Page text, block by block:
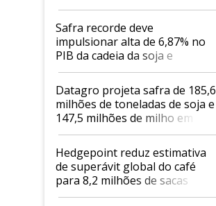
Safra recorde deve
impulsionar alta de 6,87% no
PIB da cadeia da soja e
biodiesel em 2026
Datagro projeta safra de 185,6
milhões de toneladas de soja e
147,5 milhões de milho em
2026/27
Hedgepoint reduz estimativa
de superávit global do café
para 8,2 milhões de sacas